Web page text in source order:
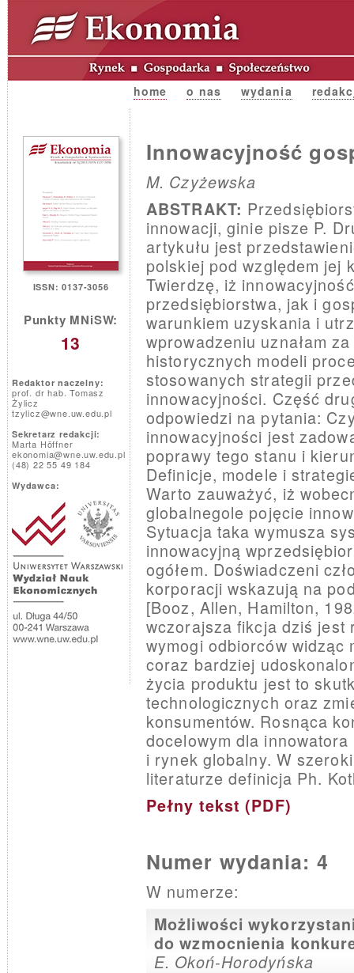
home o nas wydania
ISSN: 0137-3056
Punkty MNiSW:
13
Redaktor naczelny:
prof. dr hab. Tomasz
Żylicz
tzylicz@wne.uw.edu.pl
Sekretarz redakcji:
Marta Höffner
ekonomia@wne.uw.edu.pl
(48) 22 55 49 184
Wydawca:
Innowacyjność
M. Czyżewska
ABSTRAKT:
innowacji, ginie pisze P.
artykułu jest
polskiej pod względem jej
Twierdzę, iż
przedsiębiorstwa, jak i
warunkiem uzyskania i
wprowadzeniu uznałam
historycznych modeli
stosowanych strategii
innowacyjności. Część
odpowiedzi na pytania:
innowacyjności jest
poprawy tego stanu i
Definicje, modele i
Warto zauważyć, iż
globalnegole pojęcie
Sytuacja taka wymusza
innowacyjną
ogółem. Doświadczeni
korporacji wskazują na
[Booz, Allen, Hamilton,
wczorajsza fikcja dziś jest
wymogi odbiorców
coraz bardziej
życia produktu jest to
technologicznych oraz
konsumentów. Rosnąca
docelowym dla
i rynek globalny. W
literaturze definicja Ph.
Pełny tekst (PDF)
Numer wydania: 4
W numerze:
Możliwości
do wzmocnienia
E. Okoń-Horodyńska